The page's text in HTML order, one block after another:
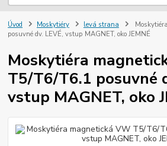
Úvod Moskytiéry levá strana
posuvné dv. LEVÉ, vstup MAGNET, oko JEMNÉ
Moskytiéra
T5/T6/T6.1 posuvné
vstup MAGNET, oko